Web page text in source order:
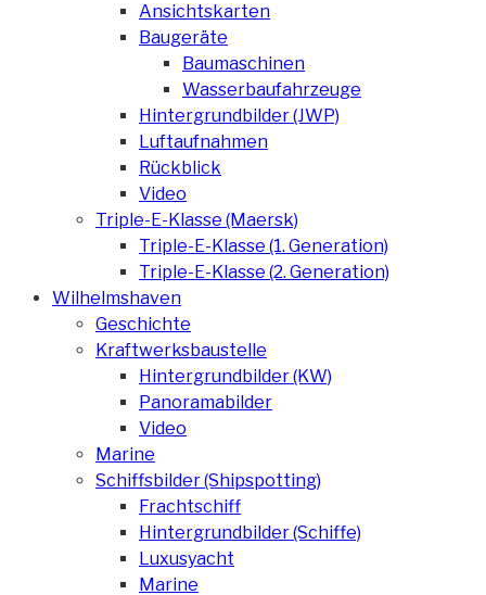
Ansichtskarten
Baugeräte
Baumaschinen
Wasserbaufahrzeuge
Hintergrundbilder (JWP)
Luftaufnahmen
Rückblick
Video
Triple-E-Klasse (Maersk)
Triple-E-Klasse (1. Generation)
Triple-E-Klasse (2. Generation)
Wilhelmshaven
Geschichte
Kraftwerksbaustelle
Hintergrundbilder (KW)
Panoramabilder
Video
Marine
Schiffsbilder (Shipspotting)
Frachtschiff
Hintergrundbilder (Schiffe)
Luxusyacht
Marine